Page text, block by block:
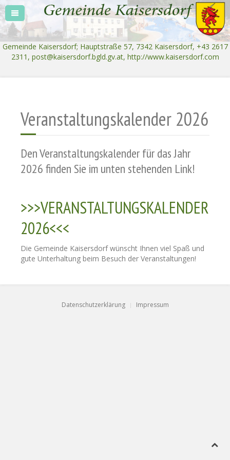
Gemeinde Kaisersdorf; Hauptstraße 57, 7342 Kaisersdorf, +43 2617
2311, post@kaisersdorf.bgld.gv.at, http://www.kaisersdorf.com
Veranstaltungskalender 2026
Den Veranstaltungskalender für das Jahr
2026 finden Sie im unten stehenden Link!
>>>VERANSTALTUNGSKALENDER
2026<<<
Die Gemeinde Kaisersdorf wünscht Ihnen viel Spaß und
gute Unterhaltung beim Besuch der Veranstaltungen!
Datenschutzerklärung Impressum